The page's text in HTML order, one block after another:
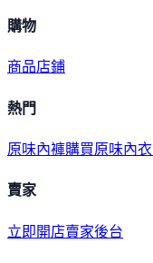
購物
商品店鋪
熱門
原味內褲購買原味內衣
賣家
立即開店賣家後台